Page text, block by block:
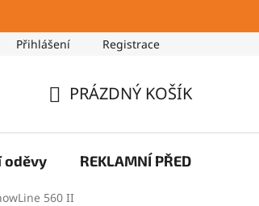
Přihlášení Registrace
KOŠÍK
PRÁZDNÝ KOŠÍK
oděvy REKLAMNÍ PŘEDMĚTY
560 II